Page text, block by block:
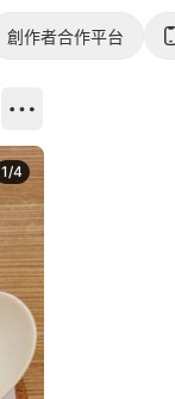
創作者合作平台
1/4